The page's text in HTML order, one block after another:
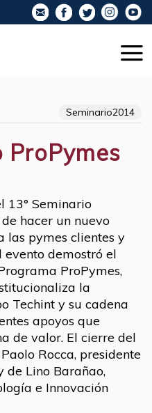
Seminario2014
ProPymes
13° Seminario
hacer un nuevo
las pymes clientes y
evento demostró el
ProPymes,
la
Techint y su cadena
apoyos que
de valor. El cierre del
Rocca, presidente
de Lino Barañao,
e Innovación